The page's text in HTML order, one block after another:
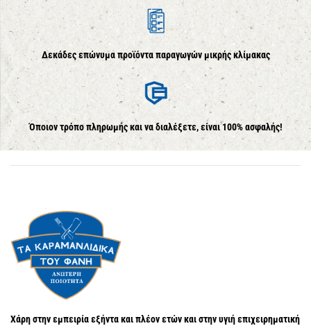
Δεκάδες επώνυμα προϊόντα παραγωγών μικρής κλίμακας
Όποιον τρόπο πληρωμής και να διαλέξετε, είναι 100% ασφαλής!
Χάρη στην εμπειρία εξήντα και πλέον ετών και στην υγιή επιχειρηματική